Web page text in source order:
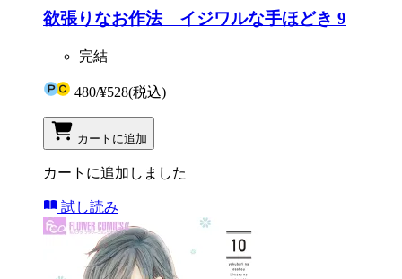
欲張りなお作法 イジワルな手ほどき 9
完結
480/¥528(税込)
カートに追加
カートに追加しました
試し読み